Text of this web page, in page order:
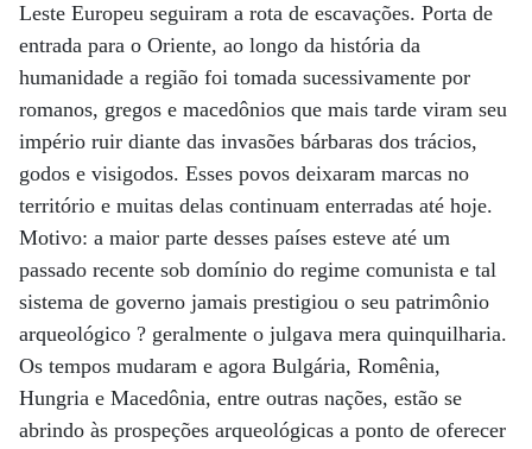
Leste Europeu seguiram a rota de escavações. Porta de
entrada para o Oriente, ao longo da história da
humanidade a região foi tomada sucessivamente por
romanos, gregos e macedônios que mais tarde viram seu
império ruir diante das invasões bárbaras dos trácios,
godos e visigodos. Esses povos deixaram marcas no
território e muitas delas continuam enterradas até hoje.
Motivo: a maior parte desses países esteve até um
passado recente sob domínio do regime comunista e tal
sistema de governo jamais prestigiou o seu patrimônio
arqueológico ? geralmente o julgava mera quinquilharia.
Os tempos mudaram e agora Bulgária, Romênia,
Hungria e Macedônia, entre outras nações, estão se
abrindo às prospeções arqueológicas a ponto de oferecer